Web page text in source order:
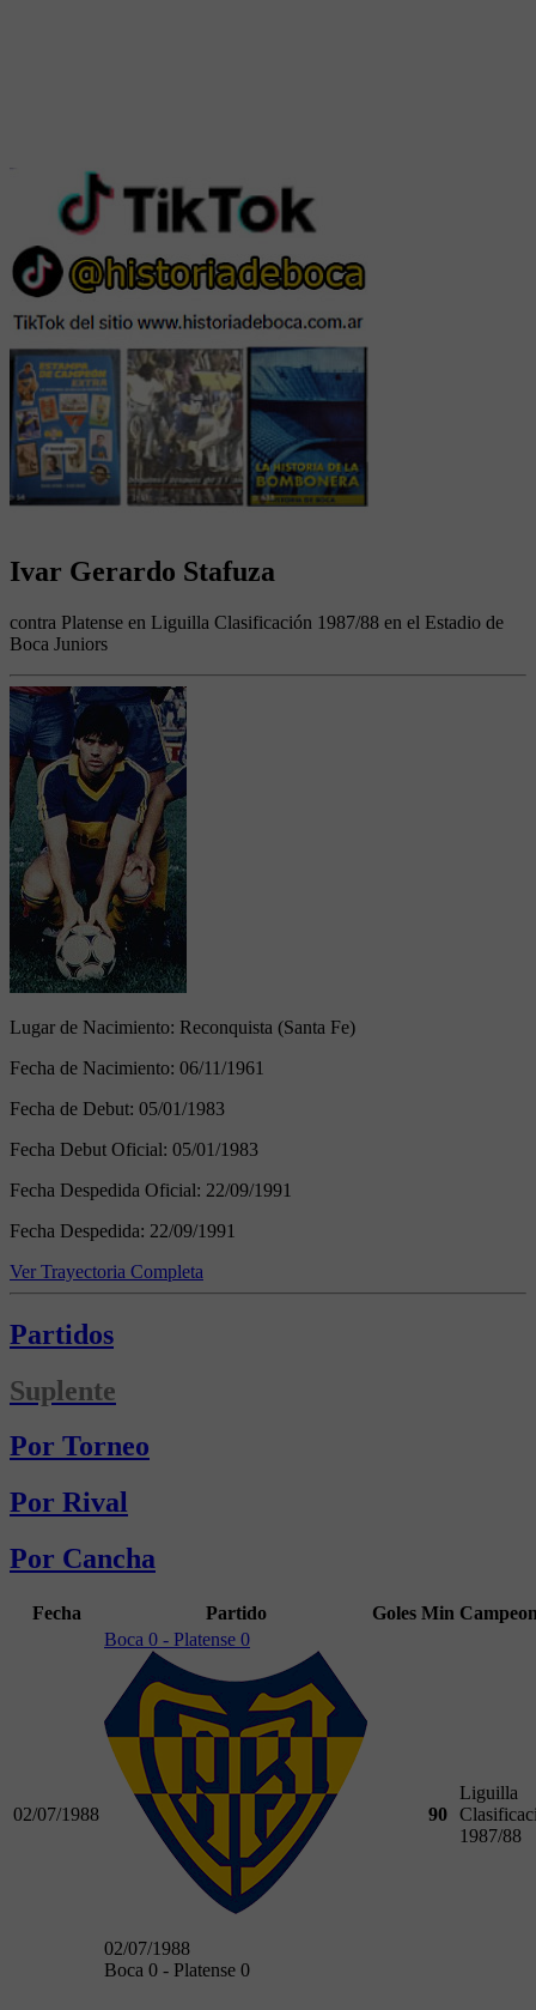
Ivar Gerardo Stafuza
contra Platense en Liguilla Clasificación 1987/88 en el Estadio de
Boca Juniors
Lugar de Nacimiento: Reconquista (Santa Fe)
Fecha de Nacimiento: 06/11/1961
Fecha de Debut: 05/01/1983
Fecha Debut Oficial: 05/01/1983
Fecha Despedida Oficial: 22/09/1991
Fecha Despedida: 22/09/1991
Ver Trayectoria Completa
Partidos
Suplente
Por Torneo
Por Rival
Por Cancha
Fecha Partido Goles Min
02/07/1988
Boca 0 - Platense 0
02/07/1988
Boca 0 - Platense 0
90
Liguilla
1987/88